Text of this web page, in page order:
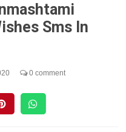
Sms In
0 comment